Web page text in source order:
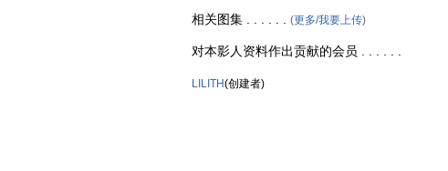
相关图集 . . . . . . (更多/我要上传)
对本影人资料作出贡献的会员 . . . . . .
LILITH(创建者)